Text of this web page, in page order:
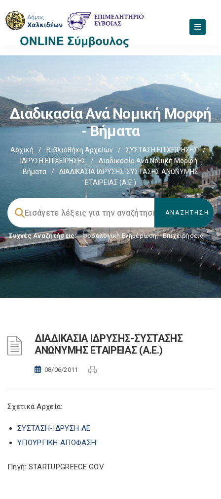
Διαδικασία Ανά Νομική Μορφή
- Βήματα
Αρχική / Βιβλιοθήκη Αρχείων / ΣΥΣΤΑΣΗ ΕΠΙΧΕΙΡΗΣΗΣ
/
ΙΔΡΥΣΗ ΕΠΙΧΕΙΡΗΣΗΣ
/
Διαδικασία Ανά Νομική Μορφή -
Βήματα
/
ΔΙΑΔΙΚΑΣΙΑ IΔΡΥΣΗΣ-ΣΥΣΤΑΣΗΣ ΑΝΩΝΥΜΗΣ
ΕΤΑΙΡΕΙΑΣ (Α.Ε.)
Συχνές Αναζητήσεις: Φορολογικη Ενημέρωση, Επιχειρήσεις
ΔΙΑΔΙΚΑΣΙΑ IΔΡΥΣΗΣ-ΣΥΣΤΑΣΗΣ
ΑΝΩΝΥΜΗΣ ΕΤΑΙΡΕΙΑΣ (Α.Ε.)
08/06/2011
Σχετικά Αρχεία:
ΣΥΣΤΑΣΗ-ΙΔΡΥΣΗ ΑΕ
ΥΠΟΥΡΓΙΚΗ ΑΠΟΦΑΣΗ
Πηγή: STARTUPGREECE.GOV